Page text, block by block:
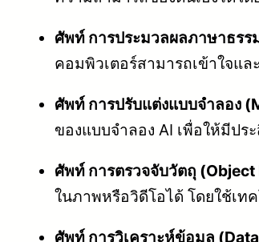
ศัพท์ การประมวลผลภาษาธร
คอมพิวเตอร์สามารถเข้าใจแ
ศัพท์ การปรับแต่งแบบจำลอง
ของแบบจำลอง AI เพื่อให้มีป
ศัพท์ การตรวจจับวัตถุ
ในภาพหรือวิดีโอได้ โดยใช้เท
ศัพท์ การวิเคราะห์ข้อมูล